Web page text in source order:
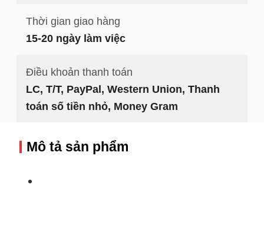
Thời gian giao hàng
15-20 ngày làm việc
Điều khoản thanh toán
LC, T/T, PayPal, Western Union, Thanh
toán số tiền nhỏ, Money Gram
Mô tả sản phẩm